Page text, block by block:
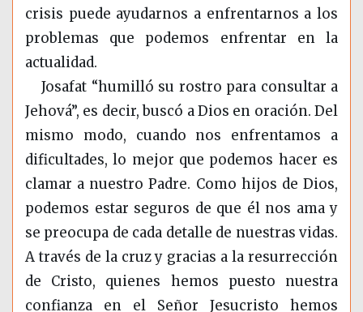
crisis puede ayudarnos a enfrentarnos a los
problemas que podemos enfrentar en la
actualidad.
Josafat “humilló su rostro para consultar a
Jehová”, es decir, buscó a Dios en oración. Del
mismo modo, cuando nos enfrentamos a
dificultades, lo mejor que podemos hacer es
clamar a nuestro Padre. Como hijos de Dios,
podemos estar seguros de que él nos ama y
se preocupa de cada detalle de nuestras vidas.
A través de la cruz y gracias a la resurrección
de Cristo, quienes hemos puesto nuestra
confianza en el Señor Jesucristo hemos